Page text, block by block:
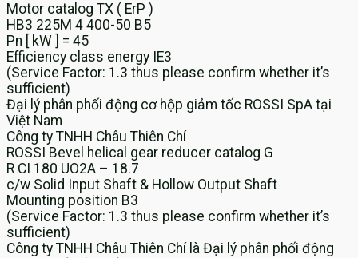
Motor catalog TX ( ErP )
HB3 225M 4 400-50 B5
Pn [ kW ] = 45
Efficiency class energy IE3
(Service Factor: 1.3 thus please confirm whether it’s
sufficient)
Đại lý phân phối động cơ hộp giảm tốc ROSSI SpA tại
Việt Nam
Công ty TNHH Châu Thiên Chí
ROSSI Bevel helical gear reducer catalog G
R CI 180 UO2A – 18.7
c/w Solid Input Shaft & Hollow Output Shaft
Mounting position B3
(Service Factor: 1.3 thus please confirm whether it’s
sufficient)
Công ty TNHH Châu Thiên Chí là Đại lý phân phối động